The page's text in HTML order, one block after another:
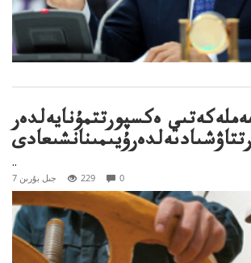
ەكسپورتتمۇنايەلدەر
..
7 جىل بۇرىن 229 0